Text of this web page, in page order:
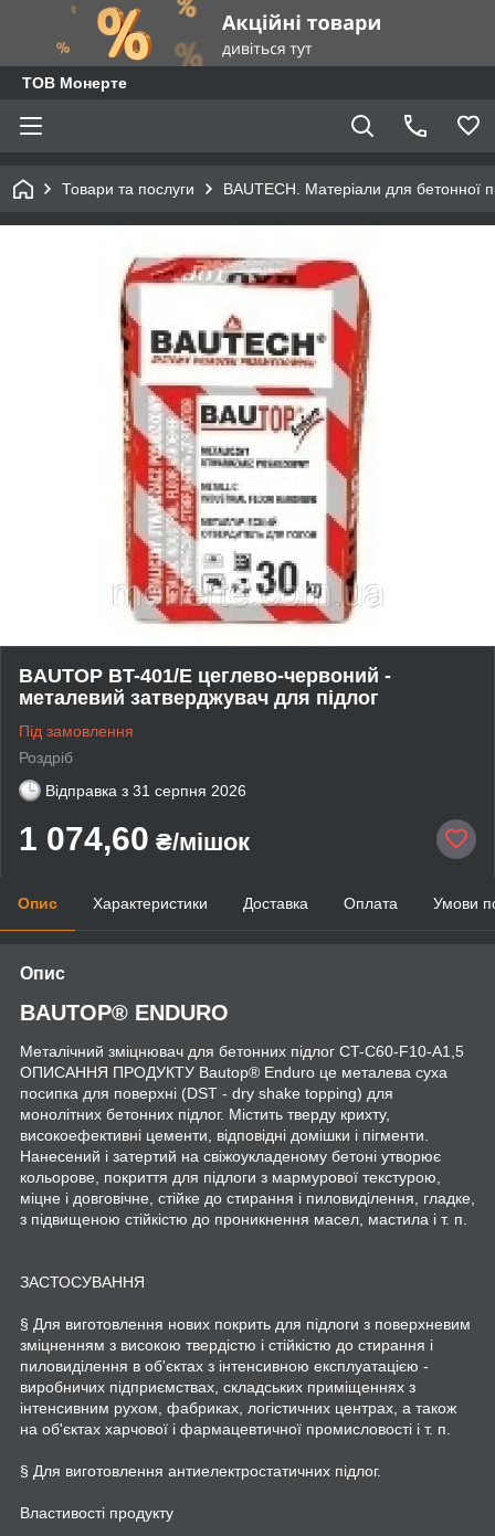
ТОВ Монерте
Товари та послуги BAUTECH. Матеріали для бетонної
BAUTOP BT-401/Е цеглево-червоний -
металевий затверджувач для підлог
Під замовлення
Роздріб
Відправка з 31 серпня 2026
1 074,60 ₴/мішок
Опис Характеристики Доставка Оплата Умови
Опис
BAUTOP® ENDURO
Металічний зміцнювач для бетонних підлог CT-C60-F10-A1,5
ОПИСАННЯ ПРОДУКТУ Bautop® Enduro це металева суха
посипка для поверхні (DST - dry shake topping) для
монолітних бетонних підлог. Містить тверду крихту,
високоефективні цементи, відповідні домішки і пігменти.
Нанесений і затертий на свіжоукладеному бетоні утворює
кольорове, покриття для підлоги з мармурової текстурою,
міцне і довговічне, стійке до стирання і пиловиділення, гладке,
з підвищеною стійкістю до проникнення масел, мастила і т. п.
ЗАСТОСУВАННЯ
§ Для виготовлення нових покрить для підлоги з поверхневим
зміцненням з високою твердістю і стійкістю до стирання і
пиловиділення в об'єктах з інтенсивною експлуатацією -
виробничих підприємствах, складських приміщеннях з
інтенсивним рухом, фабриках, логістичних центрах, а також
на об'єктах харчової і фармацевтичної промисловості і т. п.
§ Для виготовлення антиелектростатичних підлог.
Властивості продукту